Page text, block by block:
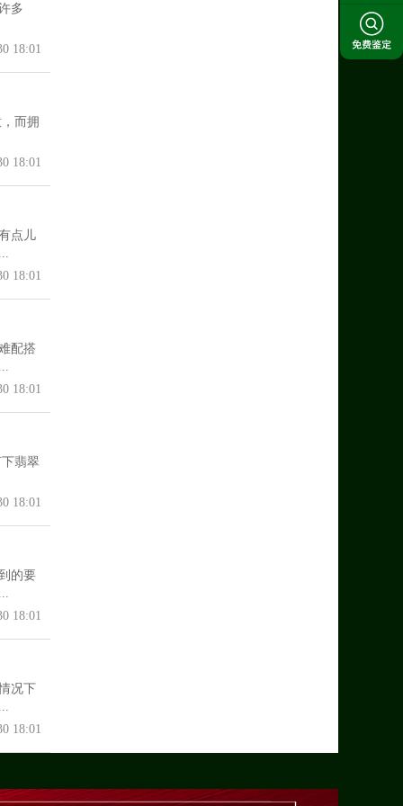
多
18:01
而拥
18:01
点儿
18:01
配搭
18:01
翡翠
18:01
的要
18:01
况下
18:01